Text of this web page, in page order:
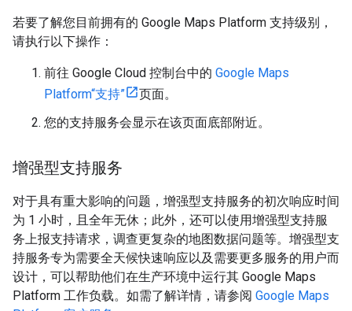
若要了解您目前拥有的 Google Maps Platform 支持级别，
请执行以下操作：
前往 Google Cloud 控制台中的 Google Maps
Platform“支持”
页面。
您的支持服务会显示在该页面底部附近。
增强型支持服务
对于具有重大影响的问题，增强型支持服务的初次响应时间
为 1 小时，且全年无休；此外，还可以使用增强型支持服
务上报支持请求，调查更复杂的地图数据问题等。增强型支
持服务专为需要全天候快速响应以及需要更多服务的用户而
设计，可以帮助他们在生产环境中运行其 Google Maps
Platform 工作负载。如需了解详情，请参阅 Google Maps